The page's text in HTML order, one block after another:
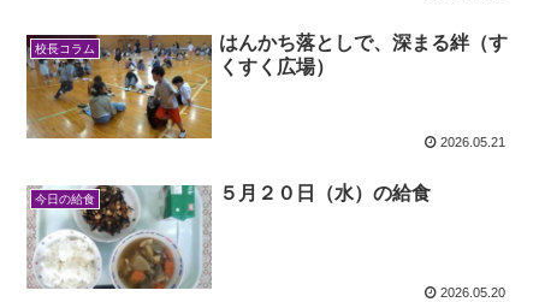
校長コラム
はんかち落としで、深まる絆（す
くすく広場）
2026.05.21
今日の給食 ５月２０日（水）の給食
2026.05.20